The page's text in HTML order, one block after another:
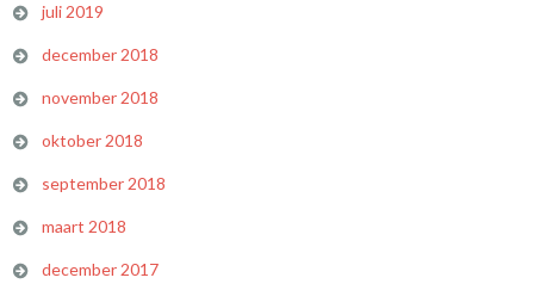
juli 2019
december 2018
november 2018
oktober 2018
september 2018
maart 2018
december 2017